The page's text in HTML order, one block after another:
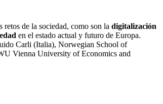
retos de la sociedad, como son la digitalización
en el estado actual y futuro de Europa.
Carli (Italia), Norwegian School of
Vienna University of Economics and